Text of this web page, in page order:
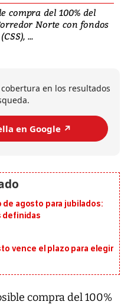
compra del 100% del
Norte con fondos
...
en los resultados
en Google ↗️
de agosto para jubilados:
definidas
vence el plazo para elegir
compra del 100%